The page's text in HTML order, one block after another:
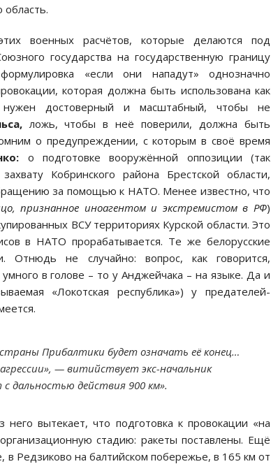
военных расчётов, которые делаются под
государства на государственную границу
«если они нападут» однозначно
которая должна быть использована как
достоверный и масштабный, чтобы не
ложь, чтобы в неё поверили, должна быть
о предупреждении, с которым в своё время
о подготовке вооружённой оппозиции (так
Кобринского района Брестской области,
за помощью к НАТО. Менее известно, что
признанное иноагентом и экстремистом в РФ)
ВСУ территориях Курской области. Это
в НАТО прорабатывается. Те же белорусские
не случайно: вопрос, как говорится,
в голове – то у Анджейчака – на языке. Да и
«Локотская республика») у предателей-
Прибалтики будет означать её конец…
— витийствует экс-начальник
дальностью действия 900 км».
вытекает, что подготовка к провокации «на
стадию: ракеты поставлены. Ещё
Редзиково на балтийском побережье, в 165 км от